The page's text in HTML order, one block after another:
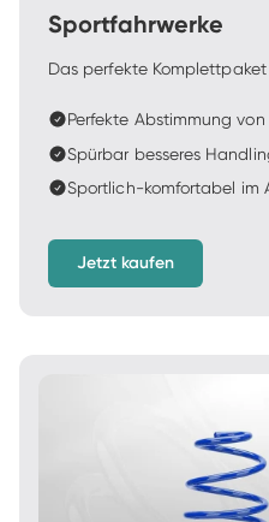
Sportfahrwerke
Das perfekte
Perfekte Abstimmung
Spürbar besseres
Sportlich-komfortabel im
Jetzt kaufen